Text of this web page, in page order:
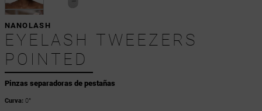
Pinzas separadoras de pestañas
NANOLASH
EYELASH TWEEZERS
POINTED
Curva:0°